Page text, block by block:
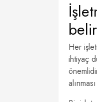
Her
ihtiyaç